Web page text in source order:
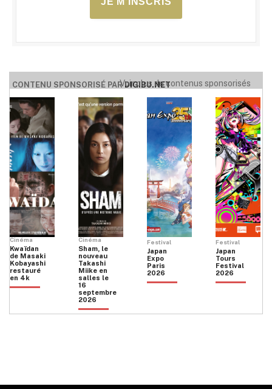
CONTENU SPONSORISÉ PARDIGIBU.NET
Voir plus de contenus sponsorisés
Cinéma
Kwaïdan
de Masaki
Kobayashi
restauré
en 4k
Cinéma
Sham, le
nouveau
Takashi
Miike en
salles le
16
septembre
2026
Festival
Japan
Expo
Paris
2026
Festival
Japan
Tours
Festival
2026